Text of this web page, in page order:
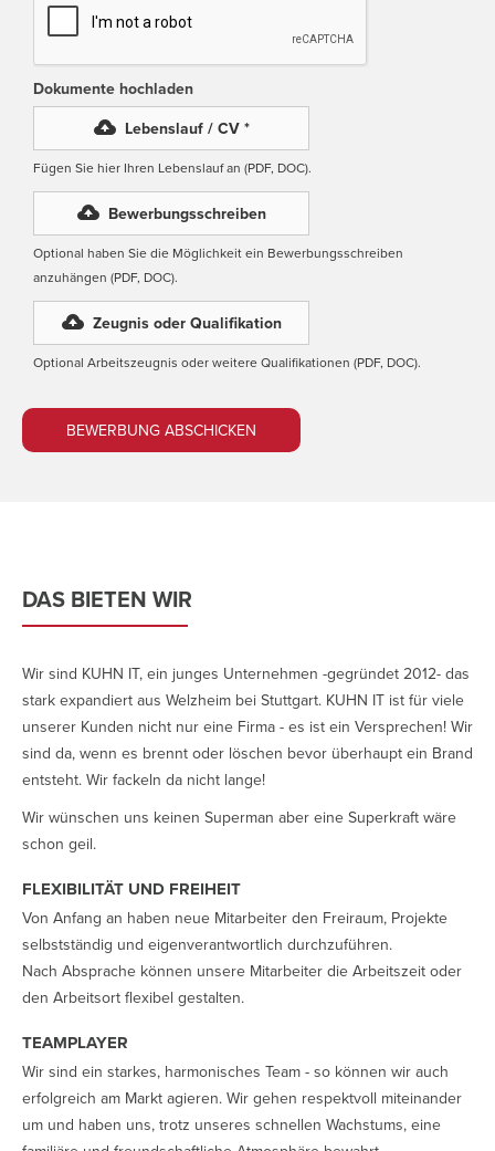
Dokumente hochladen
Lebenslauf / CV *
Fügen Sie hier Ihren Lebenslauf an (PDF, DOC).
Bewerbungsschreiben
Optional haben Sie die Möglichkeit ein Bewerbungsschreiben
anzuhängen (PDF, DOC).
Zeugnis oder Qualifikation
Optional Arbeitszeugnis oder weitere Qualifikationen (PDF, DOC).
DAS BIETEN WIR
Wir sind KUHN IT, ein junges Unternehmen -gegründet 2012- das
stark expandiert aus Welzheim bei Stuttgart. KUHN IT ist für viele
unserer Kunden nicht nur eine Firma - es ist ein Versprechen! Wir
sind da, wenn es brennt oder löschen bevor überhaupt ein Brand
entsteht. Wir fackeln da nicht lange!
Wir wünschen uns keinen Superman aber eine Superkraft wäre
schon geil.
FLEXIBILITÄT UND FREIHEIT
Von Anfang an haben neue Mitarbeiter den Freiraum, Projekte
selbstständig und eigenverantwortlich durchzuführen.
Nach Absprache können unsere Mitarbeiter die Arbeitszeit oder
den Arbeitsort flexibel gestalten.
TEAMPLAYER
Wir sind ein starkes, harmonisches Team - so können wir auch
erfolgreich am Markt agieren. Wir gehen respektvoll miteinander
um und haben uns, trotz unseres schnellen Wachstums, eine